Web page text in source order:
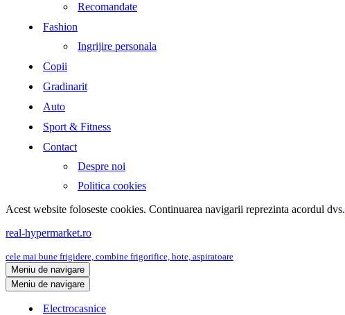
Recomandate
Fashion
Ingrijire personala
Copii
Gradinarit
Auto
Sport & Fitness
Contact
Despre noi
Politica cookies
Acest website foloseste cookies. Continuarea navigarii reprezinta acordul dvs.
real-hypermarket.ro
cele mai bune frigidere, combine frigorifice, hote, aspiratoare
Meniu de navigare
Meniu de navigare
Electrocasnice